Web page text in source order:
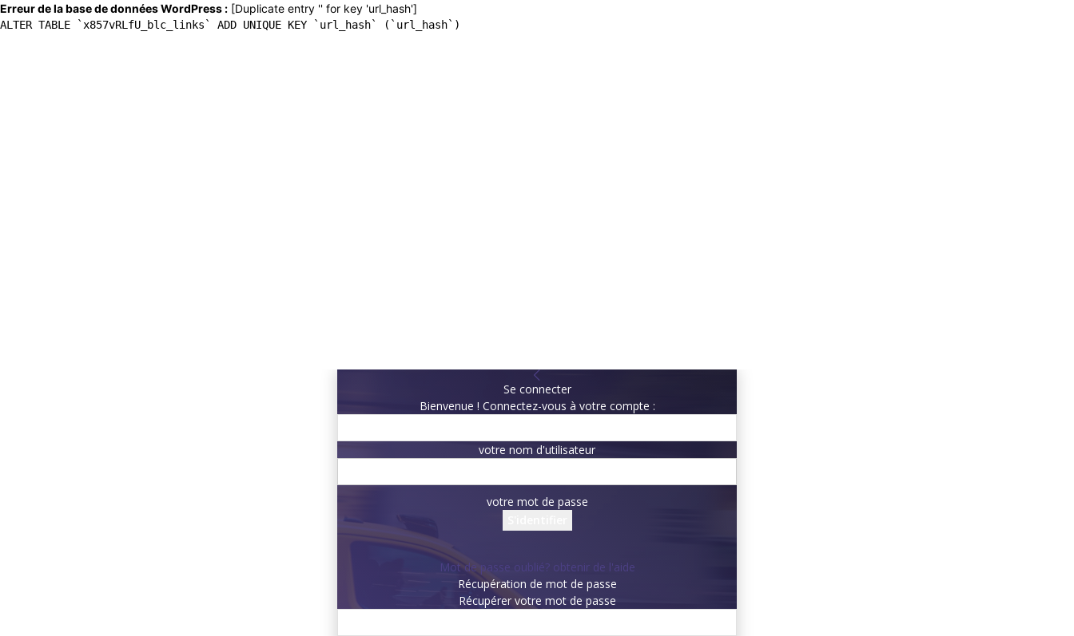
Erreur de la base de données WordPress : [Duplicate entry '' for key 'url_hash']
ALTER TABLE `x857vRLfU_blc_links` ADD UNIQUE KEY `url_hash` (`url_hash`)
Se connecter
Bienvenue ! Connectez-vous à votre compte :
votre nom d'utilisateur
votre mot de passe
Mot de passe oublié? obtenir de l'aide
Récupération de mot de passe
Récupérer votre mot de passe